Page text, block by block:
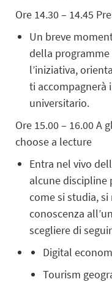
Ore 14.30 – 14.45
Un breve
della
l’iniziativa,
ti accompagnerà
universitario.
Ore 15.00 – 16.00 A
choose a lecture
Entra nel vivo
alcune discipline
come si studia,
conoscenza
scegliere di
Digital
Tourism